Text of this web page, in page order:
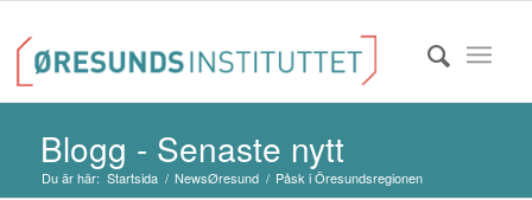
Blogg - Senaste nytt
Du är här: Startsida / NewsØresund / Påsk i Öresundsregionen